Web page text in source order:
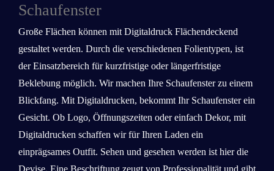
Schaufenster
Große Flächen können mit Digitaldruck Flächendeckend
gestaltet werden. Durch die verschiedenen Folientypen, ist
der Einsatzbereich für kurzfristige oder längerfristige
Beklebung möglich. Wir machen Ihre Schaufenster zu einem
Blickfang. Mit Digitaldrucken, bekommt Ihr Schaufenster ein
Gesicht. Ob Logo, Öffnungszeiten oder einfach Dekor, mit
Digitaldrucken schaffen wir für Ihren Laden ein
einprägsames Outfit. Sehen und gesehen werden ist hier die
Devise. Eine Beschriftung zeugt von Professionalität und gibt